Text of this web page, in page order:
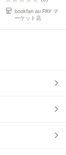
bookfan au PAY マ
ーケット店